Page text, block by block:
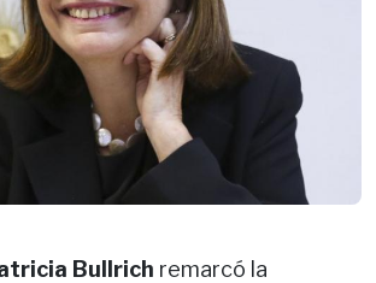
Bullrich remarcó la